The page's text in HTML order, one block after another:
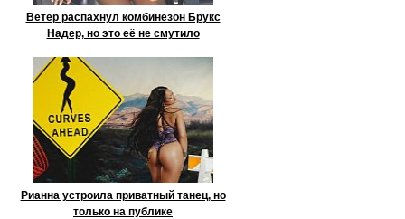
Ветер распахнул комбинезон Брукс
Надер, но это её не смутило
Рианна устроила приватный танец, но
только на публике